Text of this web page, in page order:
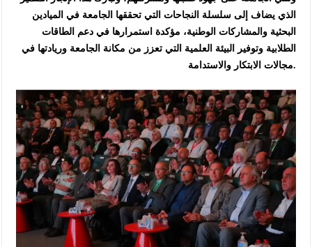
الذي يضاف إلى سلسلة النجاحات التي تحققها الجامعة في الميادين
البحثية والمشاركات الوطنية، مؤكدة استمرارها في دعم الطاقات
الطلابية وتوفير البيئة العلمية التي تعزز من مكانة الجامعة وريادتها في
مجالات الابتكار والاستدامة.